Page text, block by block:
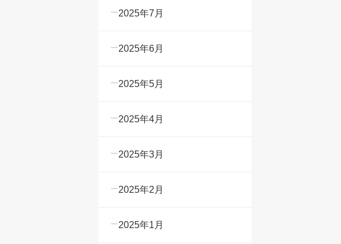
2025年7月
2025年6月
2025年5月
2025年4月
2025年3月
2025年2月
2025年1月